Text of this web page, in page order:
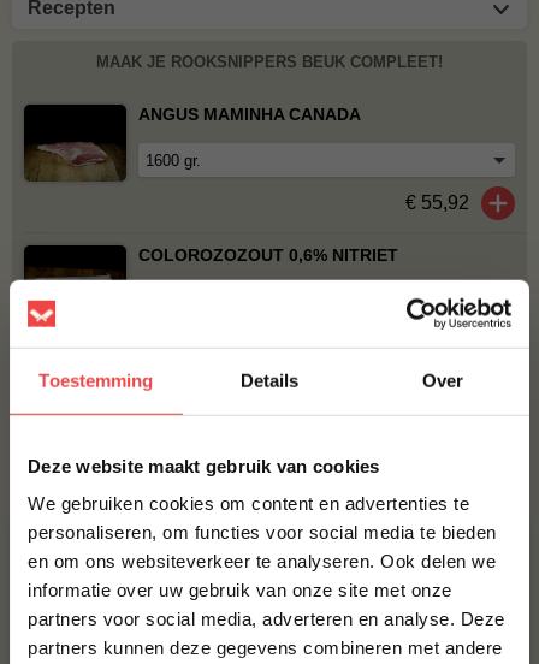
Toestemming Details Over
Deze website maakt gebruik van cookies
We gebruiken cookies om content en advertenties te
personaliseren, om functies voor social media te bieden
en om ons websiteverkeer te analyseren. Ook delen we
informatie over uw gebruik van onze site met onze
partners voor social media, adverteren en analyse. Deze
partners kunnen deze gegevens combineren met andere
Recepten
MAAK JE ROOKSNIPPERS BEUK COMPLEET!
ANGUS MAMINHA CANADA
€ 55,92
COLOROZOZOUT 0,6% NITRIET
€ 4,50
NO RUBBISH NAKED GUN POWDER RUB
Bestel alles
10% korting op je
eerste bestelling*
Schrijf je in voor onze nieuwsbrief en ontvang direct
10% korting op jouw eerste bestelling.